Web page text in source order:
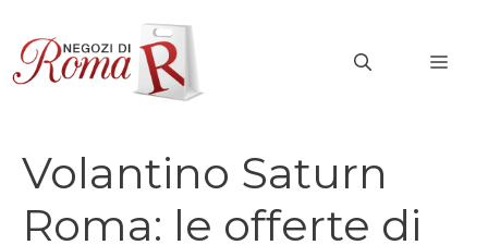
contenuto
Volantino Saturn
Roma: le offerte di